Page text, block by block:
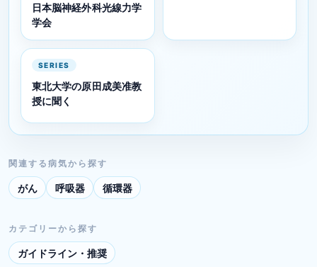
日本脳神経外科光線力学
学会
SERIES
東北大学の原田成美准教
授に聞く
関連する病気から探す
がん 呼吸器 循環器
カテゴリーから探す
ガイドライン・推奨